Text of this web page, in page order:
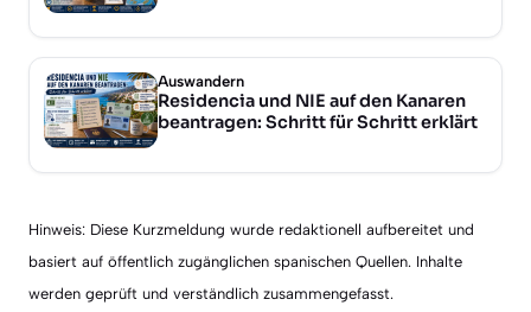
Auswandern
Residencia und NIE auf den Kanaren
beantragen: Schritt für Schritt erklärt
Hinweis: Diese Kurzmeldung wurde redaktionell aufbereitet und
basiert auf öffentlich zugänglichen spanischen Quellen. Inhalte
werden geprüft und verständlich zusammengefasst.